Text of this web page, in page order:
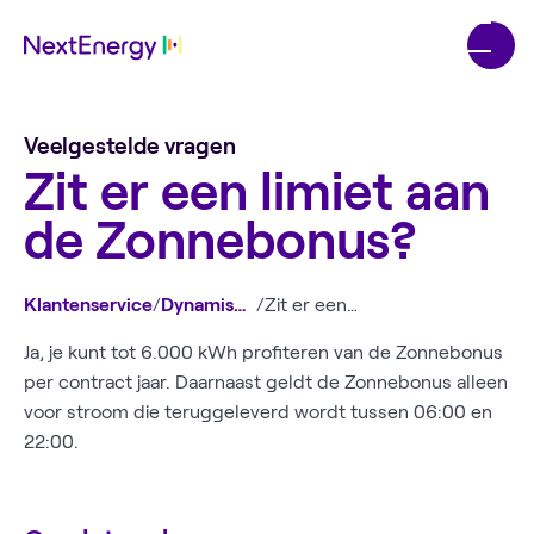
Veelgestelde vragen
Zit er een limiet aan
de Zonnebonus?
Klantenservice/ Dynamische prijzen / Zit er een limiet aan de Zonnebonus?
Ja, je kunt tot 6.000 kWh profiteren van de Zonnebonus
per contract jaar. Daarnaast geldt de Zonnebonus alleen
voor stroom die teruggeleverd wordt tussen 06:00 en
22:00.